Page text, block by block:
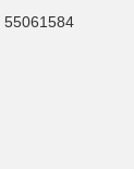
55061584